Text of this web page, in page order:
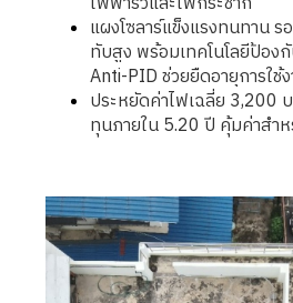
แผงโซลาร์แข็งแรงทนทาน
ทับสูง พร้อมเทคโนโลยีป้อง
Anti-PID ช่วยยืดอายุการใช้
ประหยัดค่าไฟเฉลี่ย 3,200
ทุนภายใน 5.20 ปี คุ้มค่าสำ